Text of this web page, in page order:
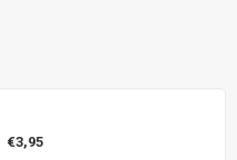
€3,95